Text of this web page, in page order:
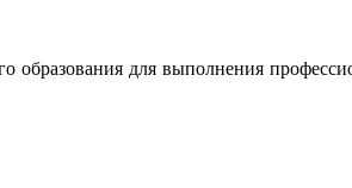
образования для выполнения